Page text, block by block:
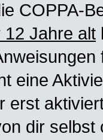
COPPA-
12 Jahre alt
eine
erst
dir selbst